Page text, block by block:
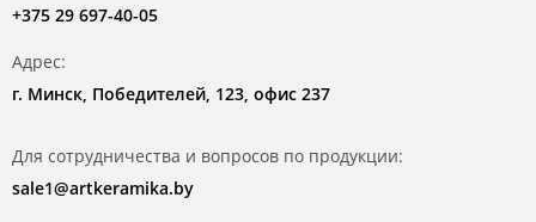
+375 29 697-40-05
Адрес:
г. Минск, Победителей, 123, офис 237
Для сотрудничества и вопросов по продукции:
sale1@artkeramika.by